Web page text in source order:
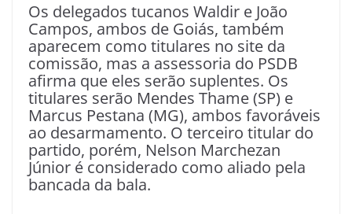
Os delegados tucanos Waldir e João
Campos, ambos de Goiás, também
aparecem como titulares no site da
comissão, mas a assessoria do PSDB
afirma que eles serão suplentes. Os
titulares serão Mendes Thame (SP) e
Marcus Pestana (MG), ambos favoráveis
ao desarmamento. O terceiro titular do
partido, porém, Nelson Marchezan
Júnior é considerado como aliado pela
bancada da bala.